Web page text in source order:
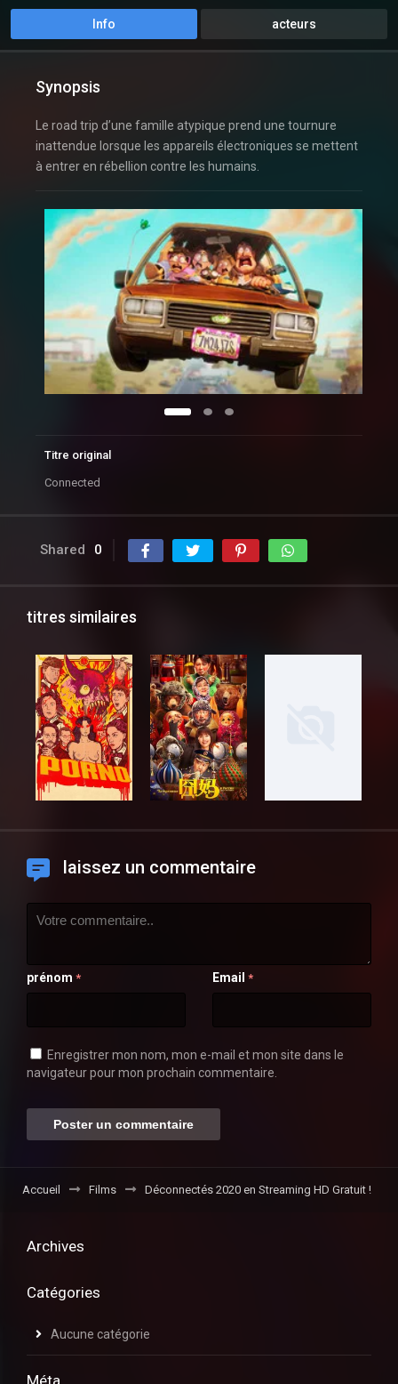
Info acteurs
Synopsis
Le road trip d’une famille atypique prend une tournure
inattendue lorsque les appareils électroniques se mettent
à entrer en rébellion contre les humains.
Titre original
Connected
Shared 0
titres similaires
laissez un commentaire
prénom * Email *
Enregistrer mon nom, mon e-mail et mon site dans le
navigateur pour mon prochain commentaire.
Accueil Films Déconnectés 2020 en Streaming HD Gratuit !
Archives
Catégories
Aucune catégorie
Méta